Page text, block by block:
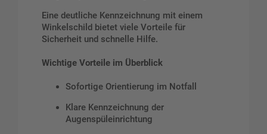
Eine deutliche Kennzeichnung mit einem
Winkelschild bietet viele Vorteile für
Sicherheit und schnelle Hilfe.
Wichtige Vorteile im Überblick
Sofortige Orientierung im Notfall
Klare Kennzeichnung der
Augenspüleinrichtung